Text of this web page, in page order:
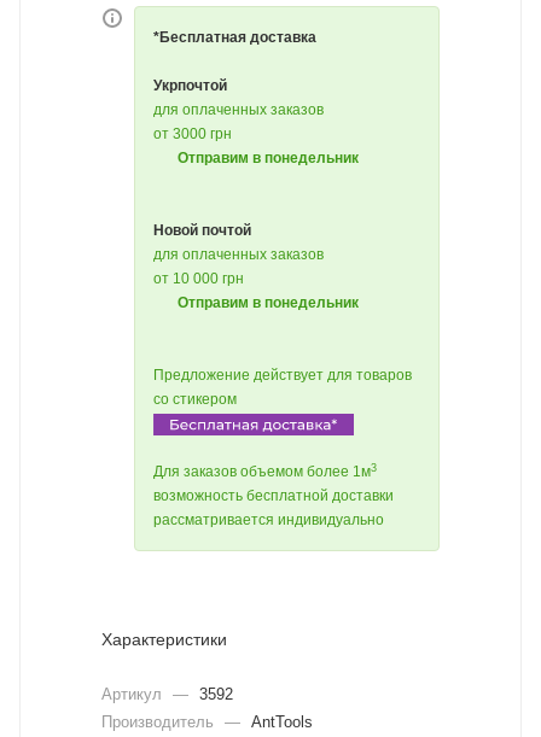
*Бесплатная доставка
Укрпочтой
для оплаченных заказов
от 3000 грн
Отправим в понедельник
Новой почтой
для оплаченных заказов
от 10 000 грн
Отправим в понедельник
Предложение действует для товаров
со стикером
Для заказов объемом более 1м3
возможность бесплатной доставки
рассматривается индивидуально
Характеристики
Артикул — 3592
Производитель
— AntTools